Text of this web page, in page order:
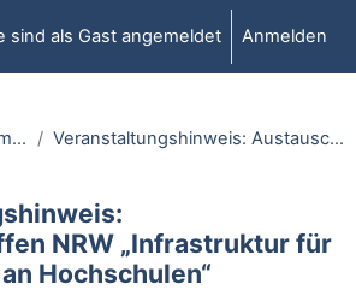
umschalten
sind als Gast angemeldet Anmelden
Terminhinweise & Co Veranstaltungshinweis: Austauschtreffen NRW „Infrastruktur für Generative KI an Hochschulen“
NRW „Infrastruktur für
Hochschulen“